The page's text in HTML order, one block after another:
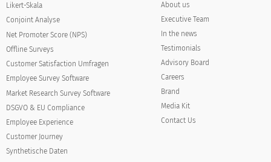
Likert-Skala
Conjoint Analyse
Net Promoter Score (NPS)
Offline Surveys
Customer Satisfaction Umfragen
Employee Survey Software
Market Research Survey Software
DSGVO & EU Compliance
Employee Experience
Customer Journey
Synthetische Daten
About us
Executive Team
In the news
Testimonials
Advisory Board
Careers
Brand
Media Kit
Contact Us